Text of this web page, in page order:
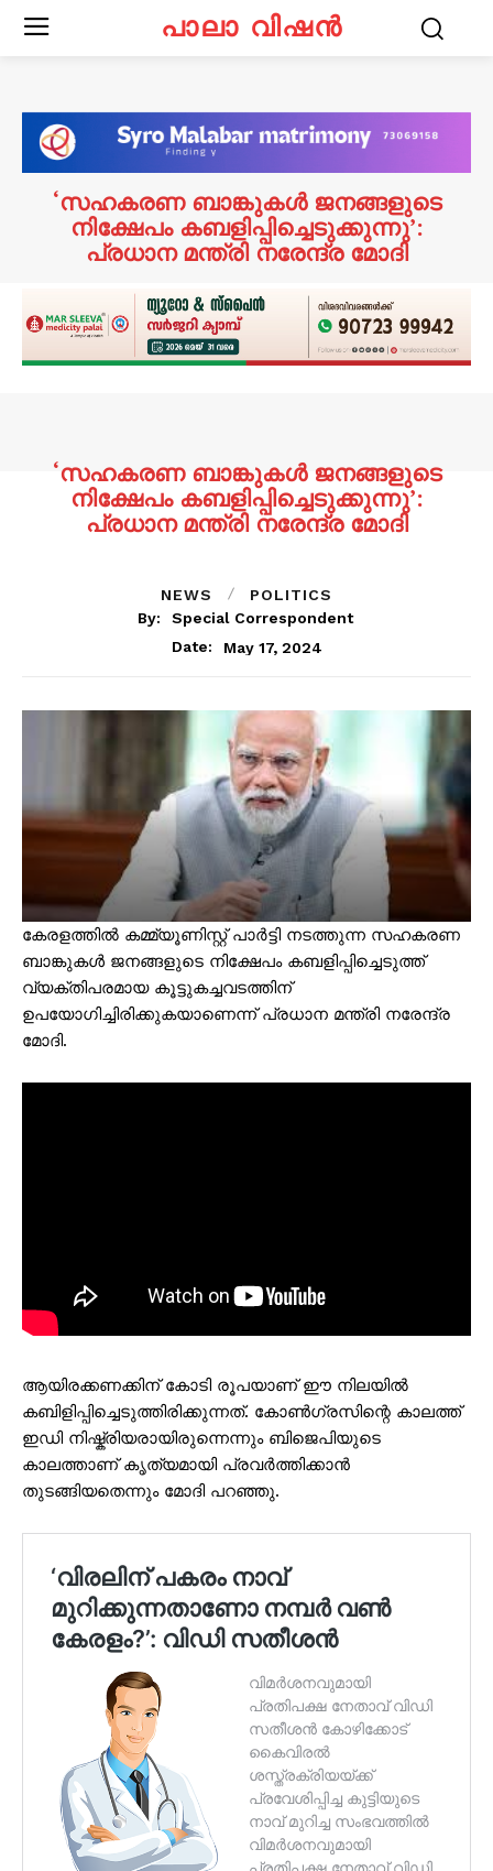
പാലാ വിഷൻ
‘സഹകരണ ബാങ്കുകൾ ജനങ്ങളുടെ
നിക്ഷേപം കബളിപ്പിച്ചെടുക്കുന്നു’:
പ്രധാന മന്ത്രി നരേന്ദ്ര മോദി
‘സഹകരണ ബാങ്കുകൾ ജനങ്ങളുടെ
നിക്ഷേപം കബളിപ്പിച്ചെടുക്കുന്നു’:
പ്രധാന മന്ത്രി നരേന്ദ്ര മോദി
NEWS
POLITICS
By:
Special Correspondent
Date:
May 17, 2024
കേരളത്തിൽ കമ്മ്യൂണിസ്റ്റ് പാർട്ടി നടത്തുന്ന സഹകരണ
ബാങ്കുകൾ ജനങ്ങളുടെ നിക്ഷേപം കബളിപ്പിച്ചെടുത്ത്
വ്യക്തിപരമായ കൂട്ടുകച്ചവടത്തിന്
ഉപയോഗിച്ചിരിക്കുകയാണെന്ന് പ്രധാന മന്ത്രി നരേന്ദ്ര
മോദി.
ആയിരക്കണക്കിന് കോടി രൂപയാണ് ഈ നിലയിൽ
കബിളിപ്പിച്ചെടുത്തിരിക്കുന്നത്. കോൺഗ്രസിന്റെ കാലത്ത്
ഇഡി നിഷ്ക്രിയരായിരുന്നെന്നും ബിജെപിയുടെ
കാലത്താണ് കൃത്യമായി പ്രവർത്തിക്കാൻ
തുടങ്ങിയതെന്നും മോദി പറഞ്ഞു.